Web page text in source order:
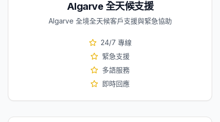
Algarve 全天候支援
Algarve 全境全天候客戶支援與緊急協助
24/7 專線
緊急支援
多語服務
即時回應